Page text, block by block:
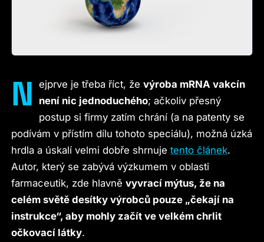
N ejprve je třeba říct, že výroba mRNA vakcín
není nic jednoduchého; ačkoliv přesný
postup si firmy zatím chrání (a na patenty se
podívám v přístím dílu tohoto speciálu), možná úzká
hrdla a úskalí velmi dobře shrnujetento článek.
Autor, který se zabývá výzkumem v oblasti
farmaceutik, zde hlavněvyvrací mýtus, že na
celém světě desítky výrobců pouze „čekají na
instrukce“, aby mohly začít ve velkém chrlit
očkovací látky.